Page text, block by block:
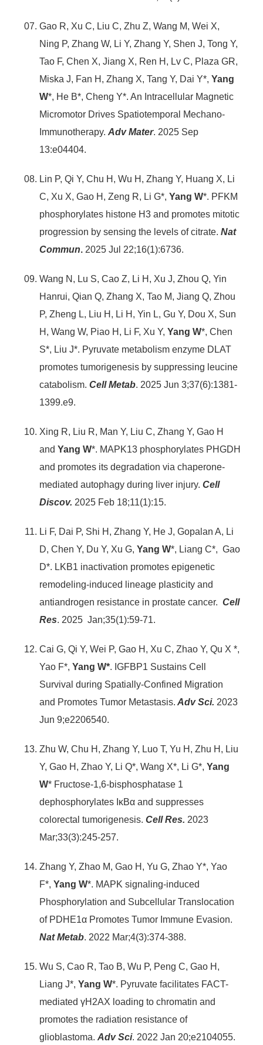
Gao R, Xu C, Liu C, Zhu Z, Wang M, Wei X,
Ning P, Zhang W, Li Y, Zhang Y, Shen J, Tong Y,
Tao F, Chen X, Jiang X, Ren H, Lv C, Plaza GR,
Miska J, Fan H, Zhang X, Tang Y, Dai Y*,Yang
W*, He B*, Cheng Y*. An Intracellular Magnetic
Micromotor Drives Spatiotemporal Mechano-
Immunotherapy.Adv Mater. 2025 Sep
13:e04404.
Lin P, Qi Y, Chu H, Wu H, Zhang Y, Huang X, Li
C, Xu X, Gao H, Zeng R, Li G*,Yang W*. PFKM
phosphorylates histone H3 and promotes mitotic
progression by sensing the levels of citrate.Nat
Commun. 2025 Jul 22;16(1):6736.
Wang N, Lu S, Cao Z, Li H, Xu J, Zhou Q, Yin
Hanrui, Qian Q, Zhang X, Tao M, Jiang Q, Zhou
P, Zheng L, Liu H, Li H, Yin L, Gu Y, Dou X, Sun
H, Wang W, Piao H, Li F, Xu Y,Yang W*, Chen
S*, Liu J*. Pyruvate metabolism enzyme DLAT
promotes tumorigenesis by suppressing leucine
catabolism.Cell Metab. 2025 Jun 3;37(6):1381-
1399.e9.
Xing R, Liu R, Man Y, Liu C, Zhang Y, Gao H
andYang W*. MAPK13 phosphorylates PHGDH
and promotes its degradation via chaperone-
mediated autophagy during liver injury.Cell
Discov. 2025 Feb 18;11(1):15.
Li F, Dai P, Shi H, Zhang Y, He J, Gopalan A, Li
D, Chen Y, Du Y, Xu G,Yang W*, Liang C*, Gao
D*. LKB1 inactivation promotes epigenetic
remodeling-induced lineage plasticity and
antiandrogen resistance in prostate cancer.Cell
Res. 2025 Jan;35(1):59-71.
Cai G, Qi Y, Wei P, Gao H, Xu C, Zhao Y, Qu X *,
Yao F*,Yang W*. IGFBP1 Sustains Cell
Survival during Spatially-Confined Migration
and Promotes Tumor Metastasis. Adv Sci. 2023
Jun 9;e2206540.
Zhu W, Chu H, Zhang Y, Luo T, Yu H, Zhu H, Liu
Y, Gao H, Zhao Y, Li Q*, Wang X*, Li G*,Yang
W* Fructose-1,6-bisphosphatase 1
dephosphorylates IκBα and suppresses
colorectal tumorigenesis.Cell Res. 2023
Mar;33(3):245-257.
Zhang Y, Zhao M, Gao H, Yu G, Zhao Y*, Yao
F*,Yang W*. MAPK signaling-induced
Phosphorylation and Subcellular Translocation
of PDHE1α Promotes Tumor Immune Evasion.
Nat Metab. 2022 Mar;4(3):374-388.
Wu S, Cao R, Tao B, Wu P, Peng C, Gao H,
Liang J*,Yang W*. Pyruvate facilitates FACT-
mediated γH2AX loading to chromatin and
promotes the radiation resistance of
glioblastoma.Adv Sci. 2022 Jan 20;e2104055.